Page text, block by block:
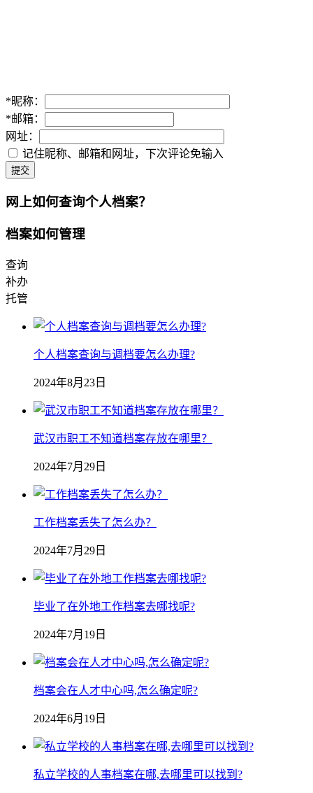
*昵称：
*邮箱：
网址：
记住昵称、邮箱和网址，下次评论免输入
提交
网上如何查询个人档案？
档案如何管理
查询
补办
托管
个人档案查询与调档要怎么办理?
2024年8月23日
武汉市职工不知道档案存放在哪里？
2024年7月29日
工作档案丢失了怎么办？
2024年7月29日
毕业了在外地工作档案去哪找呢?
2024年7月19日
档案会在人才中心吗,怎么确定呢?
2024年6月19日
私立学校的人事档案在哪,去哪里可以找到?